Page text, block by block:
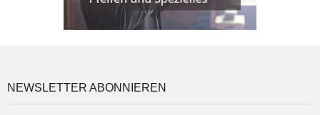
NEWSLETTER ABONNIEREN